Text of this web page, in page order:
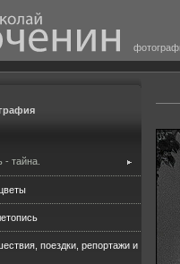
- тайна.
поездки, репортажи и